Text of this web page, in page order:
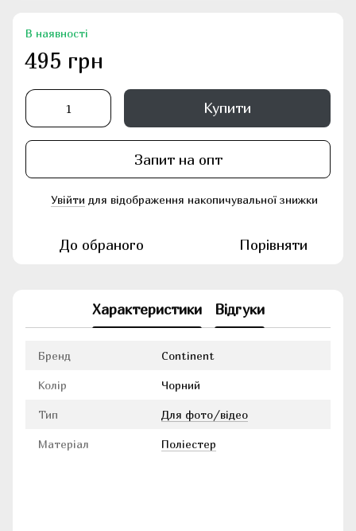
В наявності
495 грн
Купити
Запит на опт
Увійти для відображення накопичувальної знижки
До обраного Порівняти
Характеристики Відгуки
Бренд Continent
Колір Чорний
Тип Для фото/відео
Матеріал Поліестер